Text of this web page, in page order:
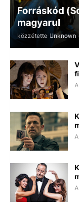
Forráskód
magyarul
közzétette Unknown